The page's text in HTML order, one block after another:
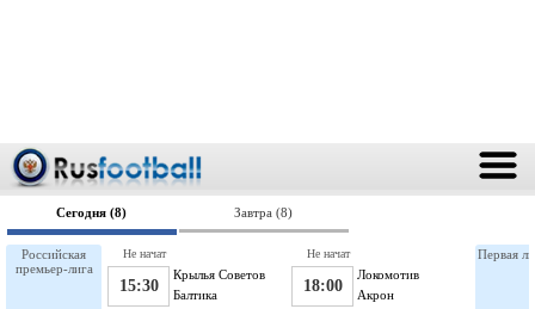
Сегодня (8) Завтра (8)
Российская
премьер-лига
Крылья Советов
15:30 Балтика
Не начат
Локомотив
18:00 Акрон
Не начат Первая